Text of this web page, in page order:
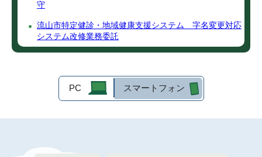
守
流山市特定健診・地域健康支援システム 字名変更対応
システム改修業務委託
PC スマートフォン